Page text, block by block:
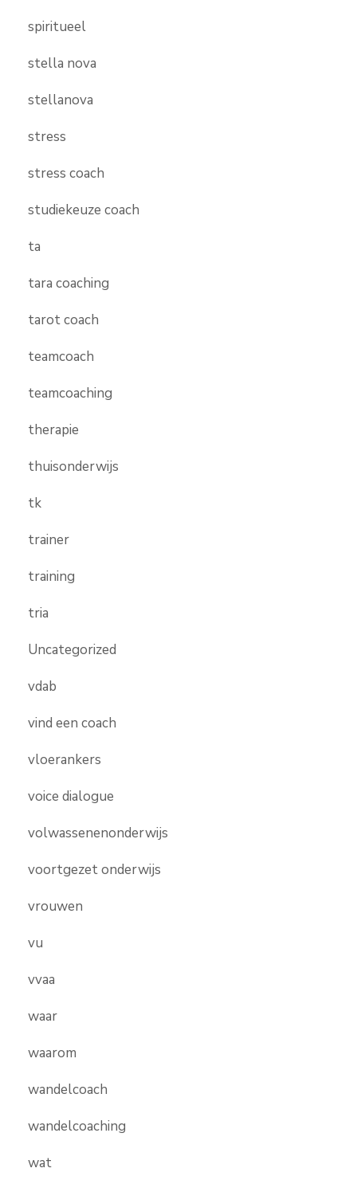
spiritueel
stella nova
stellanova
stress
stress coach
studiekeuze coach
ta
tara coaching
tarot coach
teamcoach
teamcoaching
therapie
thuisonderwijs
tk
trainer
training
tria
Uncategorized
vdab
vind een coach
vloerankers
voice dialogue
volwassenenonderwijs
voortgezet onderwijs
vrouwen
vu
vvaa
waar
waarom
wandelcoach
wandelcoaching
wat